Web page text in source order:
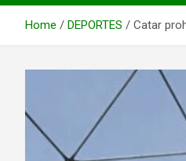
Home DEPORTES Catar